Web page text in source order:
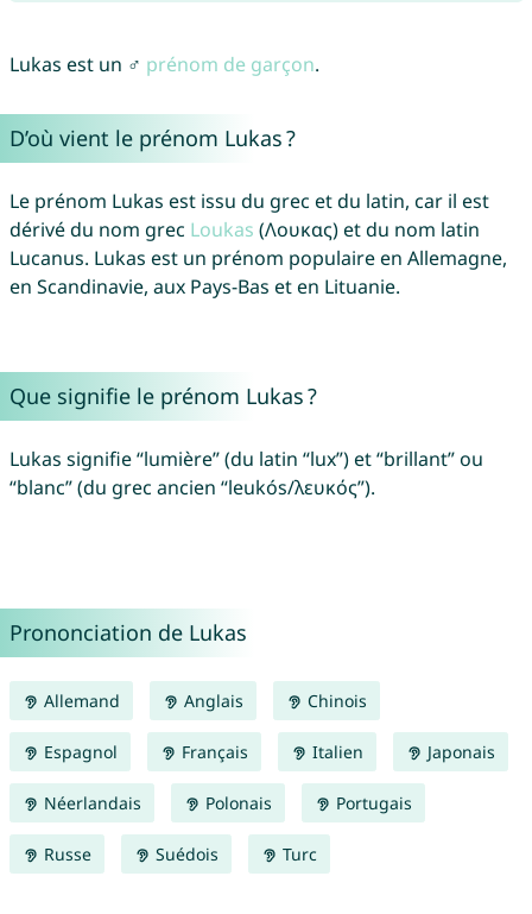
Lukas est un ♂ prénom de garçon.
D’où vient le prénom Lukas ?
Le prénom Lukas est issu du grec et du latin, car il est
dérivé du nom grec Loukas (Λουκας) et du nom latin
Lucanus. Lukas est un prénom populaire en Allemagne,
en Scandinavie, aux Pays-Bas et en Lituanie.
Que signifie le prénom Lukas ?
Lukas signifie “lumière” (du latin “lux”) et “brillant” ou
“blanc” (du grec ancien “leukós/λευκός”).
Prononciation de Lukas
Allemand Anglais Chinois
Espagnol Français Italien Japonais
Néerlandais Polonais Portugais
Russe Suédois Turc